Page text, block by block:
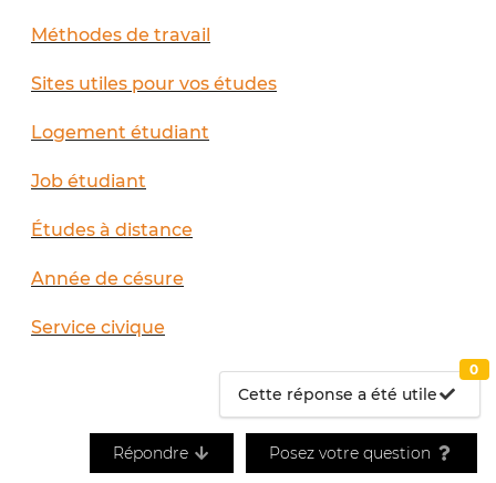
Méthodes de travail
Sites utiles pour vos études
Logement étudiant
Job étudiant
Études à distance
Année de césure
Service civique
Cette réponse a été utile
0
Répondre Posez votre question